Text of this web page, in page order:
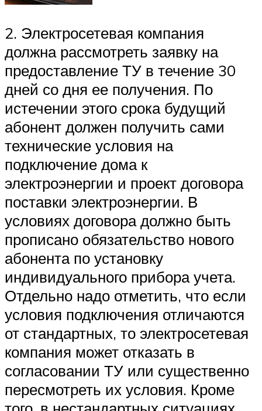
2. Электросетевая компания
должна рассмотреть заявку на
предоставление ТУ в течение 30
дней со дня ее получения. По
истечении этого срока будущий
абонент должен получить сами
технические условия на
подключение дома к
электроэнергии и проект договора
поставки электроэнергии. В
условиях договора должно быть
прописано обязательство нового
абонента по установку
индивидуального прибора учета.
Отдельно надо отметить, что если
условия подключения отличаются
от стандартных, то электросетевая
компания может отказать в
согласовании ТУ или существенно
пересмотреть их условия. Кроме